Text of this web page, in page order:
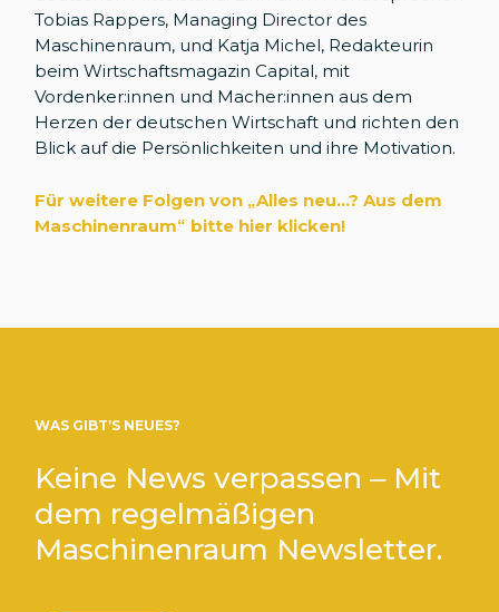
Tobias Rappers, Managing Director des
Maschinenraum, und Katja Michel, Redakteurin
beim Wirtschaftsmagazin Capital, mit
Vordenker:innen und Macher:innen aus dem
Herzen der deutschen Wirtschaft und richten den
Blick auf die Persönlichkeiten und ihre Motivation.
Für weitere Folgen von „Alles neu...? Aus dem
Maschinenraum“ bitte hier klicken!
WAS GIBT’S NEUES?
Keine News verpassen – Mit
dem regelmäßigen
Maschinenraum Newsletter.